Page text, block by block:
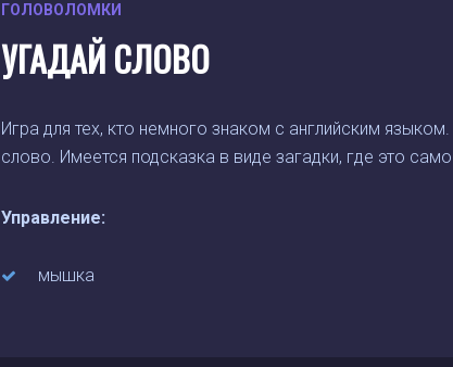
ГОЛОВОЛОМКИ
УГАДАЙ СЛОВО
Игра для тех, кто немного знаком с английским
слово. Имеется подсказка в виде загадки, где это
Управление:
мышка